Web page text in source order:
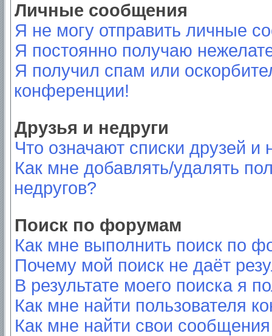
Личные сообщения
Я не могу отправить личные
Я постоянно получаю
Я получил спам или
конференции!
Друзья и недруги
Что означают списки друзей и
Как мне добавлять/удалять
недругов?
Поиск по форумам
Как мне выполнить поиск по
Почему мой поиск не даёт
В результате моего поиска я
Как мне найти пользователя
Как мне найти свои